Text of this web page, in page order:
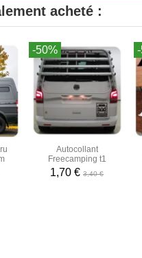
acheté :
-50%
Autocollant
Freecamping t1
1,70 €3,40 €